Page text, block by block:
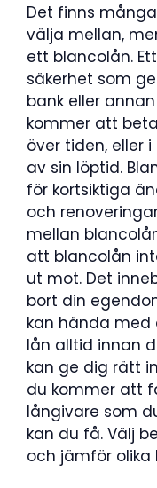
Det finns
välja mellan,
ett blancolån.
säkerhet som
bank eller
kommer att
över tiden, eller
av sin löptid.
för kortsiktiga
och
mellan
att blancolån
ut mot. Det
bort din
kan hända med
lån alltid innan
kan ge dig rätt
du kommer att
långivare som
kan du få. Välj
och jämför olika